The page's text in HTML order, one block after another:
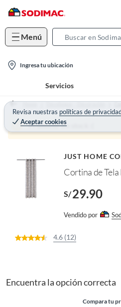
Menú
a
o
Ingresa tu ubicación
Servicios
Revisa nuestras políticas de
Aceptar cookies
Home Decohogar - Decoración
Producto sin stock :(
JUST HOME
Cortina de
S/29.90
Vendido por
4.6 (12)
Encuentra la opción correcta
Compara tu